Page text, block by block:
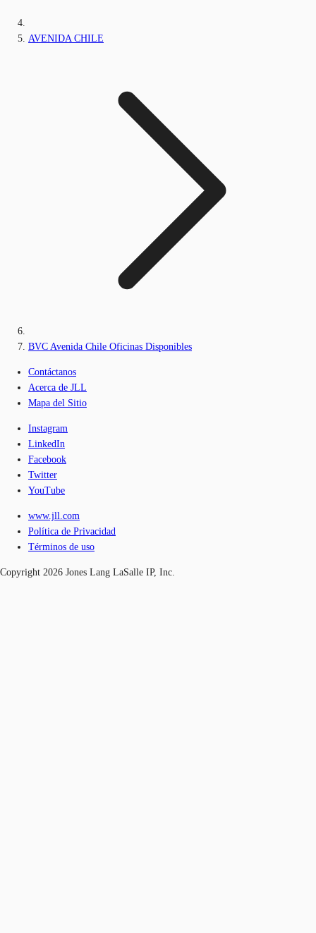
AVENIDA CHILE
BVC Avenida Chile Oficinas Disponibles
Contáctanos
Acerca de JLL
Mapa del Sitio
Instagram
LinkedIn
Facebook
Twitter
YouTube
www.jll.com
Política de Privacidad
Términos de uso
Copyright 2026 Jones Lang LaSalle IP, Inc.